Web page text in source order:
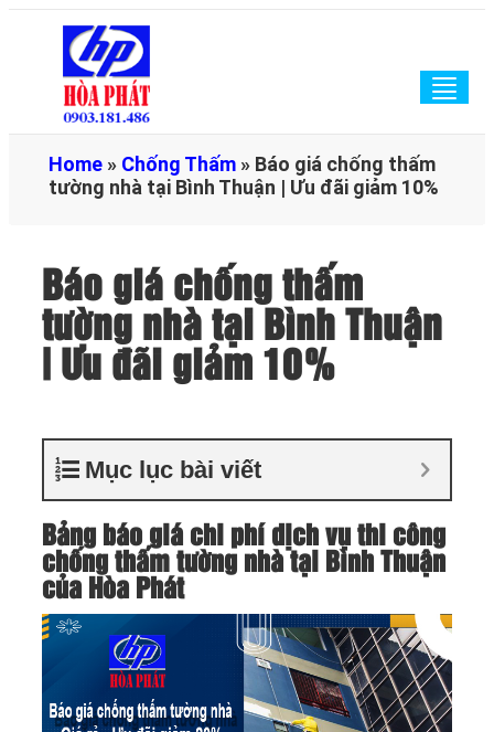
Home » Chống Thấm » Báo giá chống thấm
tường nhà tại Bình Thuận | Ưu đãi giảm 10%
Báo giá chống thấm
tường nhà tại Bình Thuận
| Ưu đãi giảm 10%
Mục lục bài viết
Bảng báo giá chi phí dịch vụ thi công
chống thấm tường nhà tại Bình Thuận
của Hòa Phát